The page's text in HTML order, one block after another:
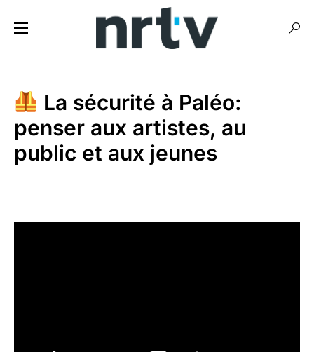
La sécurité à Paléo:
penser aux artistes, au
public et aux jeunes